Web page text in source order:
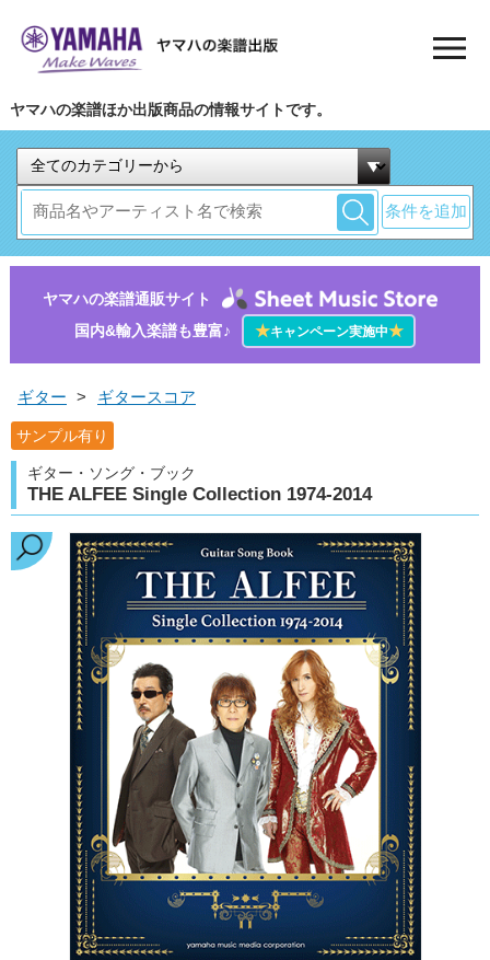
ヤマハの楽譜ほか出版商品の情報サイトです。
条件を追加
ヤマハの楽譜通販サイト
国内&輸入楽譜も豊富♪
★キャンペーン実施中★
ギター > ギタースコア
サンプル有り
ギター・ソング・ブック
THE ALFEE Single Collection 1974-2014